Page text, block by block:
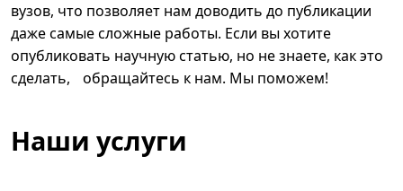
вузов, что позволяет нам доводить до публикации
даже самые сложные работы. Если вы хотите
опубликовать научную статью, но не знаете, как это
сделать, обращайтесь к нам. Мы поможем!
Наши услуги